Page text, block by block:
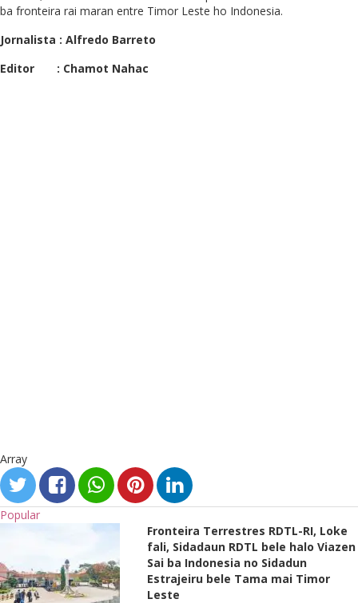
ba fronteira rai maran entre Timor Leste ho Indonesia.
Jornalista : Alfredo Barreto
Editor : Chamot Nahac
Array
Popular
Fronteira Terrestres RDTL-RI, Loke
fali, Sidadaun RDTL bele halo Viazen
Sai ba Indonesia no Sidadun
Estrajeiru bele Tama mai Timor
Leste